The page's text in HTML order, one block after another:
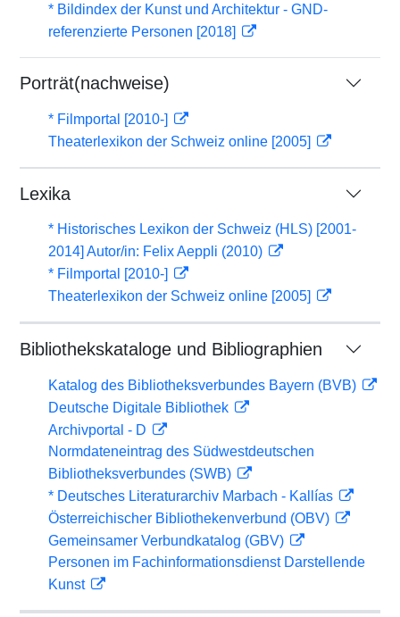
* Bildindex der Kunst und Architektur - GND-
referenzierte Personen [2018]
Porträt(nachweise)
* Filmportal [2010-]
Theaterlexikon der Schweiz online [2005]
Lexika
* Historisches Lexikon der Schweiz (HLS) [2001-
2014] Autor/in: Felix Aeppli (2010)
* Filmportal [2010-]
Theaterlexikon der Schweiz online [2005]
Bibliothekskataloge und Bibliographien
Katalog des Bibliotheksverbundes Bayern (BVB)
Deutsche Digitale Bibliothek
Archivportal - D
Normdateneintrag des Südwestdeutschen
Bibliotheksverbundes (SWB)
* Deutsches Literaturarchiv Marbach - Kallías
Österreichischer Bibliothekenverbund (OBV)
Gemeinsamer Verbundkatalog (GBV)
Personen im Fachinformationsdienst Darstellende
Kunst